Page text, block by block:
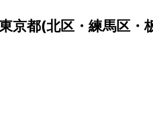
京都(北区・練馬区